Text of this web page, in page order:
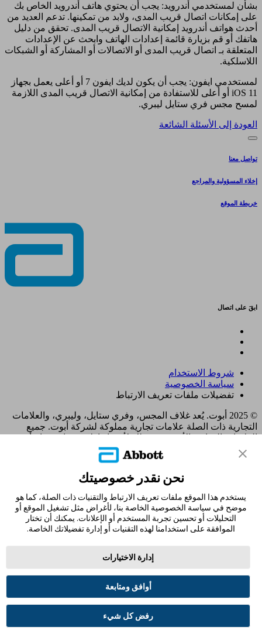
بشأن لمستخدمي أندرويد: يجب أن يحتوي هاتف أندرويد الخاص بك
على إمكانات اتصال قريب المدى، ولابد من تمكينها. تدعم العديد من
أحدث هواتف أندرويد إمكانية الاتصال قريب المدى. تحقق من دليل
هاتفك أو قم بزيارة قائمة إعدادات الهاتف وابحث عن الإعدادات
المتعلقة بـ اتصال قريب المدى أو الاتصالات أو المشاركة أو الشبكات
اللاسلكية.
لمستخدمي ايفون: يجب أن يكون لديك ايفون 7 أو أعلى يعمل بجهاز
iOS 11 أو أعلى للاستفادة من إمكانية الاتصال قريب المدى اللازمة
لمسح مجس فري ستايل ليبري.
العودة إلى الأسئلة الشائعة
تواصل معنا
إخلاء المسؤولية والمراجع
خريطة الموقع
ابقَ على اتصال
شروط الاستخدام
سياسة الخصوصية
تفضيلات ملفات تعريف الارتباط
© 2025 أبوت. يُعد غلاف المجس، وفري ستايل، وليبري، والعلامات
التجارية ذات الصلة علامات تجارية مملوكة لشركة أبوت. جميع
العلامات التجارية الأخرى هي ملك لأصحابها. لا يجوز استخدام أي
علامة تجارية، أو اسم تجاري، أو تصميم تجاري مملوك لشركة أبوت
على هذا الموقع دون الحصول على تصريح كتابي مسبق من شركة
أبوت لابوراتوريز، باستثناء تحديد المنتج أو الخدمات التابعة للشركة.
تم تصميم هذا الموقع والمعلومات الواردة فيه للاستخدام من قبل
المقيمين في المملكة العربية السعودية. الصور والبيانات المُحاكية
لأغراض توضيحية فقط و ليست بياناتأ و حالات مرضية حقيقية.
ADC-105770 v2.0
سيؤدي النقر فوق الارتباط "نعم" أدناه إلى نقلك إلى موقع ويب آخر
غير Abbott Laboratories. الروابط التي توجهك إلى مواقع أخرى لا
تخضع لسيطرة مختبرات أبوت. ولذلك ، فإن شركة أبوت لابوراتوريز
ليست مسؤولة عن محتوى هذه المواقع أو أي روابط أخرى قد تظهر
على هذا الموقع. توفر مختبرات أبوت هذه الروابط فقط من باب
المجاملة ، ولا يعني تضمين ارتباط موافقة مختبرات أبوت لهذه
الصفحة.
نحن نقدر خصوصيتك
يستخدم هذا الموقع ملفات تعريف الارتباط والتقنيات ذات الصلة، كما هو
موضح في سياسة الخصوصية الخاصة بنا، لأغراض مثل تشغيل الموقع أو
التحليلات أو تحسين تجربة المستخدم أو الإعلانات. يمكنك أن تختار
الموافقة على استخدامنا لهذه التقنيات أو إدارة تفضيلاتك الخاصة.
إدارة الاختيارات
أوافق ومتابعة
رفض كل شيء